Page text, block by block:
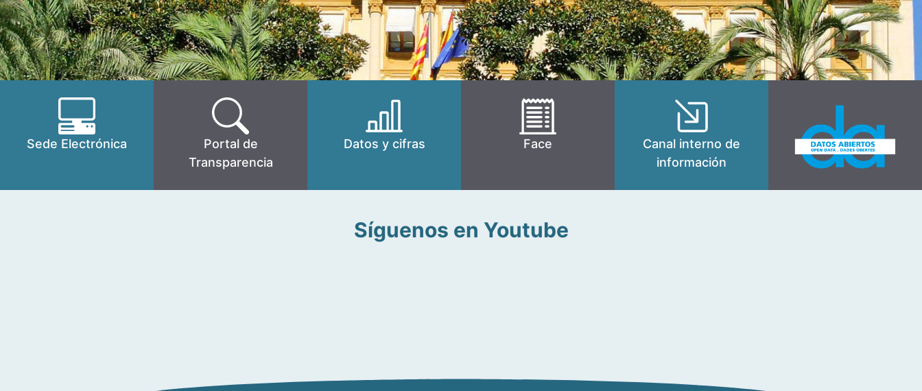
Sede Electrónica
Portal de
Transparencia
Datos y cifras Face
Canal interno de
información
Síguenos en Youtube